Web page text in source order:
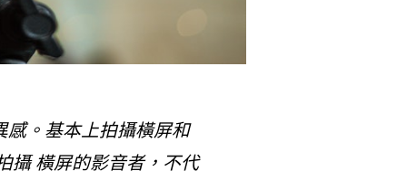
感。基本上拍攝橫屏和
攝 橫屏的影音者，不代